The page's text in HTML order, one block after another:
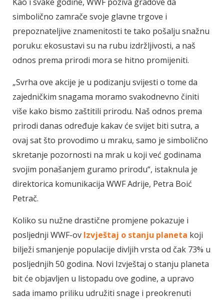
simbolično zamrače svoje glavne trgove i
prepoznateljive znamenitosti te tako pošalju snažnu
poruku: ekosustavi su na rubu izdržljivosti, a naš
odnos prema prirodi mora se hitno promijeniti.
„Svrha ove akcije je u podizanju svijesti o tome da
zajedničkim snagama moramo svakodnevno činiti
više kako bismo zaštitili prirodu. Naš odnos prema
prirodi danas određuje kakav će svijet biti sutra, a
ovaj sat što provodimo u mraku, samo je simbolično
skretanje pozornosti na mrak u koji već godinama
svojim ponašanjem guramo prirodu“, istaknula je
direktorica komunikacija WWF Adrije, Petra Boić
Petrač.
Koliko su nužne drastične promjene pokazuje i
posljednji WWF-ov Izvještaj o stanju planeta koji
bilježi smanjenje populacije divljih vrsta od čak 73% u
posljednjih 50 godina. Novi Izvještaj o stanju planeta
bit će objavljen u listopadu ove godine, a upravo
sada imamo priliku udružiti snage i preokrenuti